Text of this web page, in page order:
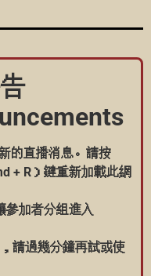
的直播消息。請按
+ R）鍵重新加載此網
參加者分組進入
請過幾分鐘再試或使